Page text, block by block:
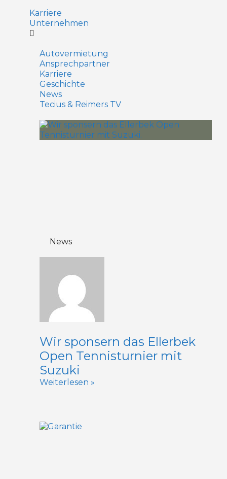
Karriere
Unternehmen
Autovermietung
Ansprechpartner
Karriere
Geschichte
News
Tecius & Reimers TV
News
Wir sponsern das Ellerbek
Open Tennisturnier mit
Suzuki
Weiterlesen »